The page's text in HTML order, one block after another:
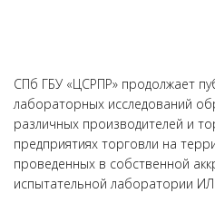
СПб ГБУ «ЦСРПР» продолжает
лабораторных исследований
различных производителей и
предприятиях торговли на
проведенных в собственной
испытательной лаборатории